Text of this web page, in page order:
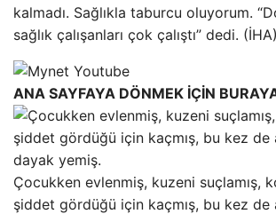
kalmadı. Sağlıkla taburcu oluyorum.
sağlık çalışanları çok çalıştı” dedi. (İHA)
ANA SAYFAYA DÖNMEK İÇİN
Çocukken evlenmiş, kuzeni suçlamış,
şiddet gördüğü için kaçmış, bu kez de